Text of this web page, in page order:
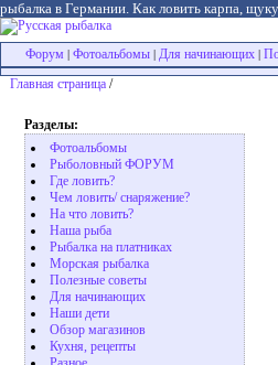
рыбалка в Германии. Как ловить карпа,
Форум Фотоальбомы Для начинающих
Главная страница /
Разделы:
Фотоальбомы
Рыболовный ФОРУМ
Где ловить?
Чем ловить/ снаряжение?
На что ловить?
Наша рыба
Рыбалка на платниках
Морская рыбалка
Полезные советы
Для начинающих
Наши дети
Обзор магазинов
Кухня, рецепты